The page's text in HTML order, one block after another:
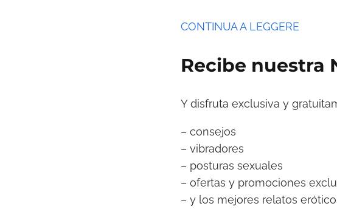
CONTINUA A LEGGERE
Recibe nuestra
Y disfruta exclusiva y
– consejos
– vibradores
– posturas sexuales
– ofertas y promociones
– y los mejores relatos